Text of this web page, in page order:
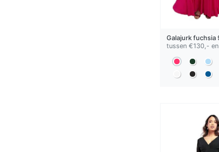
Galajurk fuchsia
tussen €130,-